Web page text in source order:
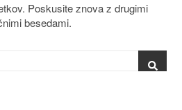
Poskusite znova z drugimi
besedami.